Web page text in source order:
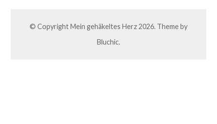
© CopyrightMein gehäkeltes Herz2026. Theme by
Bluchic.